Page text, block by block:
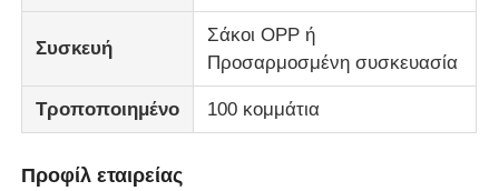
Συσκευή
Σάκοι OPP ή
Προσαρμοσμένη συσκευασία
Τροποποιημένο 100 κομμάτια
Προφίλ εταιρείας